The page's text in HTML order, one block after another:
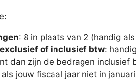
: 8 in plaats van 2 (handig
of inclusief btw:
dan zijn de bedragen inclusief
als jouw fiscaal jaar niet in